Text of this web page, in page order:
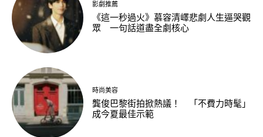
影劇推薦
《這一秒過火》慕容清嶧悲劇人生逼哭觀
眾 一句話道盡全劇核心
時尚美容
龔俊巴黎街拍掀熱議！ 「不費力時髦」
成今夏最佳示範